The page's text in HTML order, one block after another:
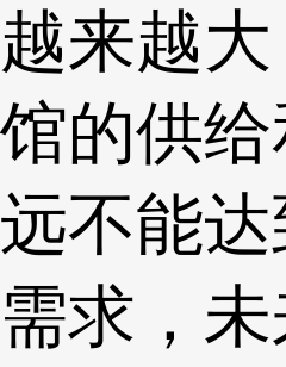
越来越
馆的供
远不能
需求，